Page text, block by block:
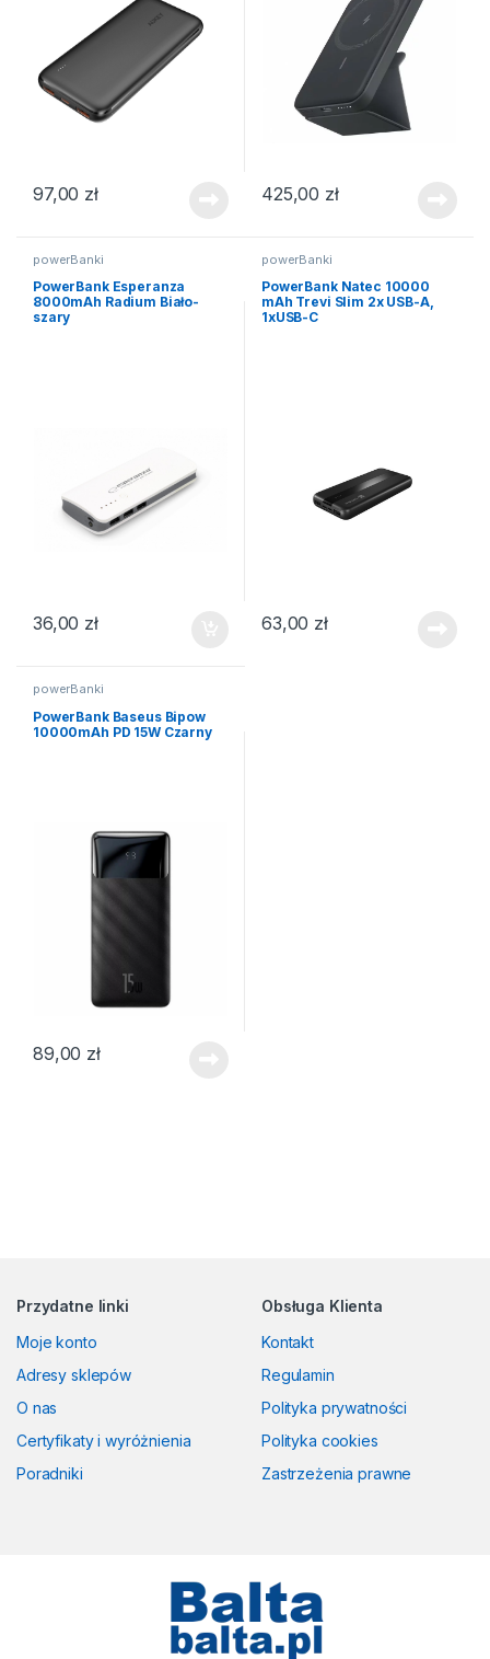
97,00 zł 425,00 zł
powerBanki
PowerBank Esperanza
8000mAh Radium Biało-
szary
36,00 zł
powerBanki
PowerBank Natec 10000
mAh Trevi Slim 2x USB-A,
1xUSB-C
63,00 zł
powerBanki
PowerBank Baseus Bipow
10000mAh PD 15W Czarny
89,00 zł
Przydatne linki
Moje konto
Adresy sklepów
O nas
Certyfikaty i wyróżnienia
Poradniki
Obsługa Klienta
Kontakt
Regulamin
Polityka prywatności
Polityka cookies
Zastrzeżenia prawne